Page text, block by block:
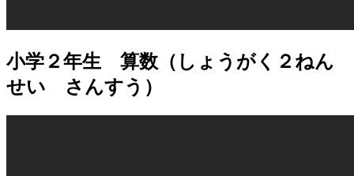
小学２年生 算数（しょうがく２ねん
せい さんすう）